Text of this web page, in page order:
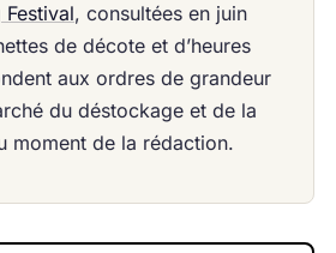
Festival, consultées en juin
de décote et d’heures
aux ordres de grandeur
du déstockage et de la
moment de la rédaction.